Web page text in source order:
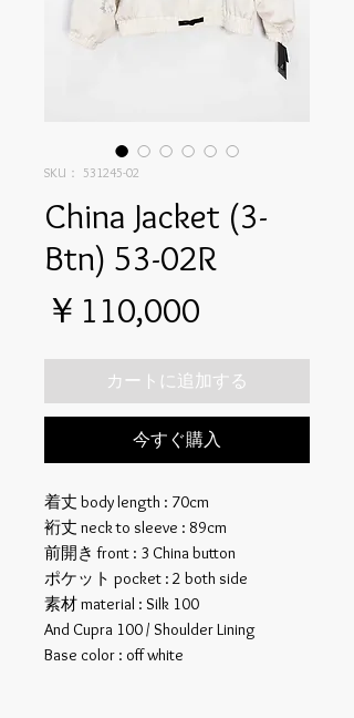
SKU： 531245-02
China Jacket (3-
Btn) 53-02R
￥110,000
格
カートに追加する
今すぐ購入
着丈 body length : 70cm
裄丈 neck to sleeve : 89cm
前開き front : 3 China button
ポケット pocket : 2 both side
素材 material : Silk 100
And Cupra 100 / Shoulder Lining
Base color : off white